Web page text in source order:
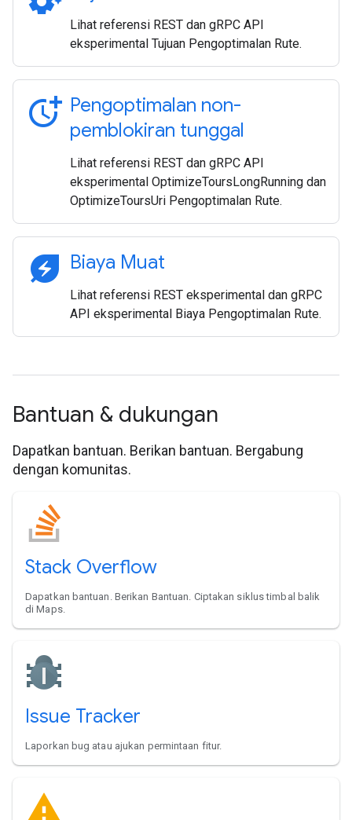
Lihat referensi REST dan gRPC API
eksperimental Tujuan Pengoptimalan Rute.
more_time Pengoptimalan non-
pemblokiran tunggal
Lihat referensi REST dan gRPC API
eksperimental OptimizeToursLongRunning dan
OptimizeToursUri Pengoptimalan Rute.
energy_savings_leaf Biaya Muat
Lihat referensi REST eksperimental dan gRPC
API eksperimental Biaya Pengoptimalan Rute.
Bantuan & dukungan
Dapatkan bantuan. Berikan bantuan. Bergabung
dengan komunitas.
Stack Overflow
Dapatkan bantuan. Berikan Bantuan. Ciptakan siklus timbal balik
di Maps.
Issue Tracker
Laporkan bug atau ajukan permintaan fitur.